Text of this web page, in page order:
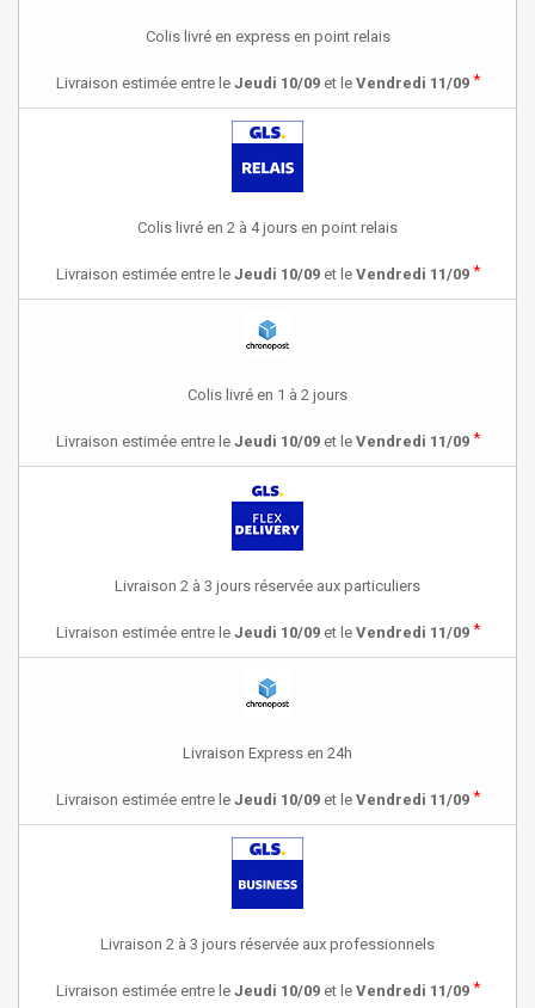
Colis livré en express en point relais
Livraison estimée entre le Jeudi 10/09et le Vendredi 11/09 *
Colis livré en 2 à 4 jours en point relais
Livraison estimée entre le Jeudi 10/09et le Vendredi 11/09 *
Colis livré en 1 à 2 jours
Livraison estimée entre le Jeudi 10/09et le Vendredi 11/09 *
Livraison 2 à 3 jours réservée aux particuliers
Livraison estimée entre le Jeudi 10/09et le Vendredi 11/09 *
Livraison Express en 24h
Livraison estimée entre le Jeudi 10/09et le Vendredi 11/09 *
Livraison 2 à 3 jours réservée aux professionnels
Livraison estimée entre le Jeudi 10/09et le Vendredi 11/09 *